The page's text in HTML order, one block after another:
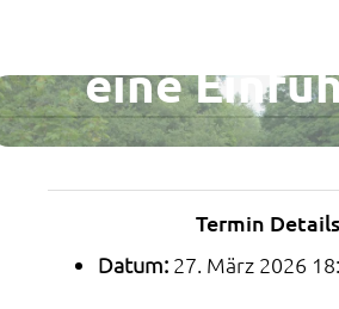
eine
Termin Details
Datum: 27. März 2026